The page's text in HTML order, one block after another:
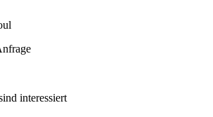
interessiert